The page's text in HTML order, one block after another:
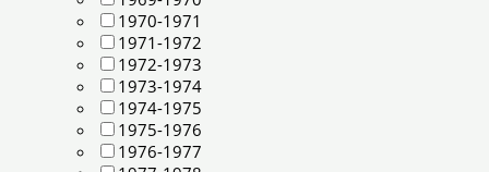
1970-1971
1971-1972
1972-1973
1973-1974
1974-1975
1975-1976
1976-1977